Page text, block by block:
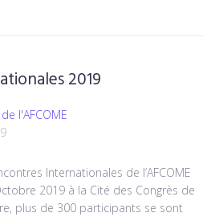
2019
l'AFCOME
Internationales de l’AFCOME
2019 à la Cité des Congrès de
plus de 300 participants se sont